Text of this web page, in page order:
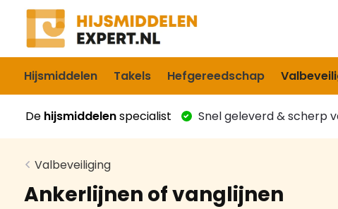
Hijsmiddelen Takels Hefgereedschap
De hijsmiddelenspecialist Snel geleverd & scherp
Valbeveiliging
Ankerlijnen of vanglijnen